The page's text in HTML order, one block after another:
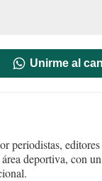
Unirme al
periodistas,
deportiva, con